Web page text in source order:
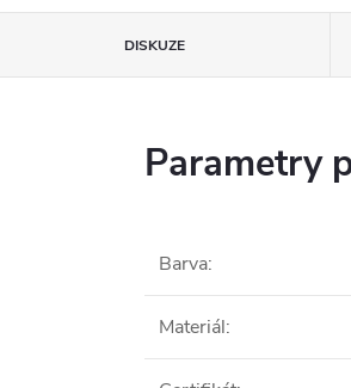
DISKUZE
Parametry
Barva:
Materiál: